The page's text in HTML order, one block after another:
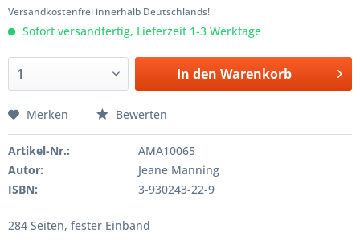
Versandkostenfrei innerhalb Deutschlands!
Sofort versandfertig, Lieferzeit 1-3 Werktage
In den Warenkorb
Merken Bewerten
Artikel-Nr.:
AMA10065
Autor:
Jeane Manning
ISBN:
3-930243-22-9
284 Seiten, fester Einband